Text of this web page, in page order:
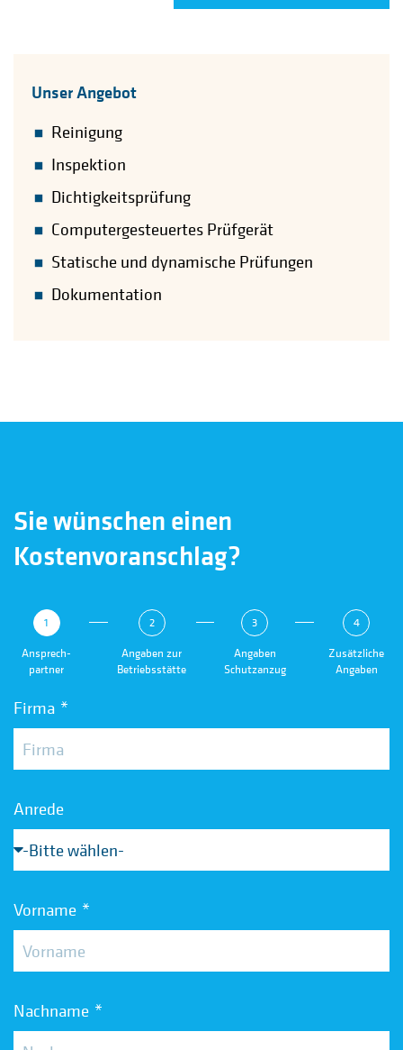
Unser Angebot
Reinigung
Inspektion
Dichtigkeitsprüfung
Computergesteuertes Prüfgerät
Statische und dynamische Prüfungen
Dokumentation
Sie wünschen einen
Kostenvoranschlag?
1
Ansprech­
partner
2
Angaben zur
Betriebsstätte
3
Angaben
Schutzanzug
4
Zusätzliche
Angaben
Firma
Anrede
Vorname
Nachname